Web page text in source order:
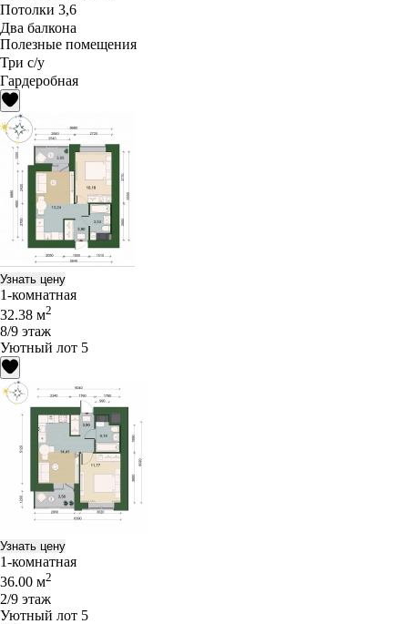
Потолки 3,6
Два балкона
Полезные помещения
Три с/у
Гардеробная
Узнать цену
1-комнатная
32.38 м2
8/9 этаж
Уютный лот 5
Узнать цену
1-комнатная
36.00 м2
2/9 этаж
Уютный лот 5